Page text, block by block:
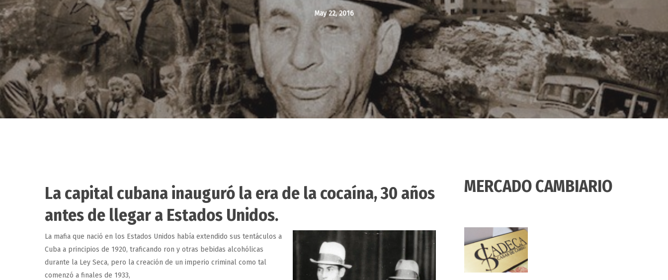
Hit enter to search or ESC to close
May 22, 2016
La capital cubana inauguró la era de la cocaína, 30 años
antes de llegar a Estados Unidos.
La mafia que nació en los Estados Unidos había extendido sus tentáculos a
Cuba a principios de 1920, traficando ron y otras bebidas alcohólicas
durante la Ley Seca, pero la creación de un imperio criminal como tal
comenzó a finales de 1933,
MERCADO CAMBIARIO